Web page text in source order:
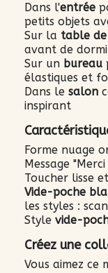
Dans l'entrée
petits objets
Sur la table
avant de
Sur un bureau
élastiques et
Dans le salon
inspirant
Forme nuage
Message
Toucher lisse
Vide-poche
les styles :
Style vide-
Créez une
Vous aimez ce